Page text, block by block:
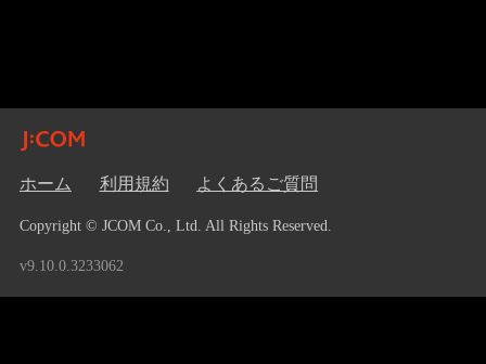
ホーム 利用規約 よくあるご質問
Copyright © JCOM Co., Ltd. All Rights Reserved.
v9.10.0.3233062